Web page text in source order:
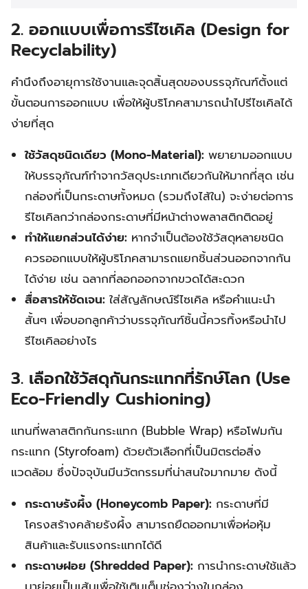
2. ออกแบบเพื่อการรีไซเคิล (Design for
Recyclability)
คำนึงถึงอายุการใช้งานและจุดสิ้นสุดของบรรจุภัณฑ์ตั้งแต่
ขั้นตอนการออกแบบ เพื่อให้ผู้บริโภคสามารถนำไปรีไซเคิลได้
ง่ายที่สุด
ใช้วัสดุชนิดเดียว (Mono-Material): พยายามออกแบบ
ให้บรรจุภัณฑ์ทำจากวัสดุประเภทเดียวกันให้มากที่สุด เช่น
กล่องที่เป็นกระดาษทั้งหมด (รวมถึงไส้ใน) จะง่ายต่อการ
รีไซเคิลกว่ากล่องกระดาษที่มีหน้าต่างพลาสติกติดอยู่
ทำให้แยกส่วนได้ง่าย: หากจำเป็นต้องใช้วัสดุหลายชนิด
ควรออกแบบให้ผู้บริโภคสามารถแยกชิ้นส่วนออกจากกัน
ได้ง่าย เช่น ฉลากที่ลอกออกจากขวดได้สะดวก
สื่อสารให้ชัดเจน: ใส่สัญลักษณ์รีไซเคิล หรือคำแนะนำ
สั้นๆ เพื่อบอกลูกค้าว่าบรรจุภัณฑ์ชิ้นนี้ควรทิ้งหรือนำไป
รีไซเคิลอย่างไร
3. เลือกใช้วัสดุกันกระแทกที่รักษ์โลก (Use
Eco-Friendly Cushioning)
แทนที่พลาสติกกันกระแทก (Bubble Wrap) หรือโฟมกัน
กระแทก (Styrofoam) ด้วยตัวเลือกที่เป็นมิตรต่อสิ่ง
แวดล้อม ซึ่งปัจจุบันมีนวัตกรรมที่น่าสนใจมากมาย ดังนี้
กระดาษรังผึ้ง (Honeycomb Paper): กระดาษที่มี
โครงสร้างคล้ายรังผึ้ง สามารถยืดออกมาเพื่อห่อหุ้ม
สินค้าและรับแรงกระแทกได้ดี
กระดาษฝอย (Shredded Paper): การนำกระดาษใช้แล้ว